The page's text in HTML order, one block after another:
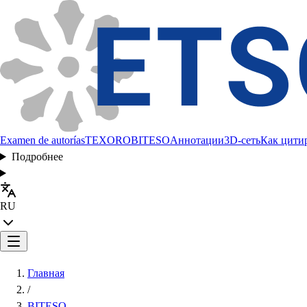
Examen de autoríasTEXOROBITESOАннотации3D-сетьКак
Подробнее
RU
Главная
/